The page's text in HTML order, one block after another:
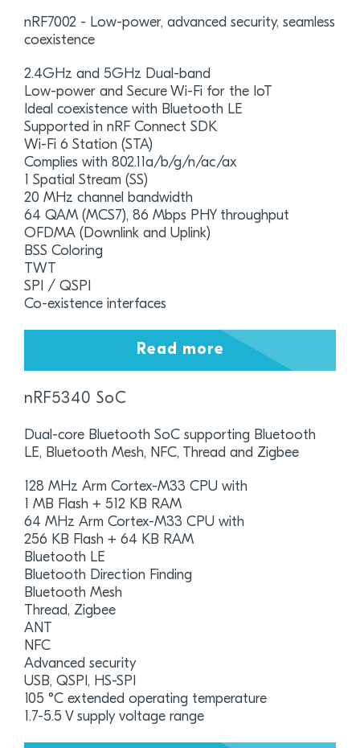
nRF7002 - Low-power, advanced security, seamless
coexistence
2.4GHz and 5GHz Dual-band
Low-power and Secure Wi-Fi for the IoT
Ideal coexistence with Bluetooth LE
Supported in nRF Connect SDK
Wi-Fi 6 Station (STA)
Complies with 802.11a/b/g/n/ac/ax
1 Spatial Stream (SS)
20 MHz channel bandwidth
64 QAM (MCS7), 86 Mbps PHY throughput
OFDMA (Downlink and Uplink)
BSS Coloring
TWT
SPI / QSPI
Co-existence interfaces
Read more
nRF5340 SoC
Dual-core Bluetooth SoC supporting Bluetooth
LE, Bluetooth Mesh, NFC, Thread and Zigbee
128 MHz Arm Cortex-M33 CPU with
1 MB Flash + 512 KB RAM
64 MHz Arm Cortex-M33 CPU with
256 KB Flash + 64 KB RAM
Bluetooth LE
Bluetooth Direction Finding
Bluetooth Mesh
Thread, Zigbee
ANT
NFC
Advanced security
USB, QSPI, HS-SPI
105 °C extended operating temperature
1.7-5.5 V supply voltage range